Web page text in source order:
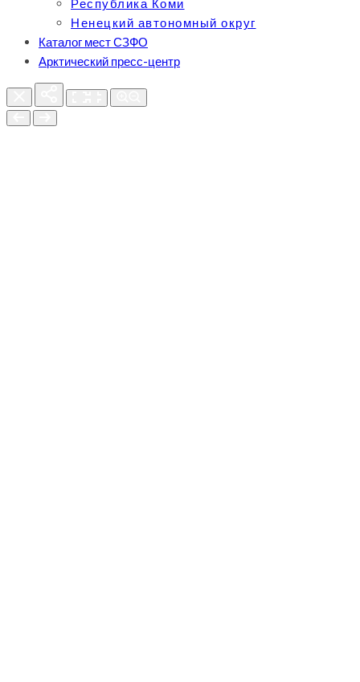
Республика Коми
Ненецкий автономный округ
Каталог мест СЗФО
Арктический пресс-центр